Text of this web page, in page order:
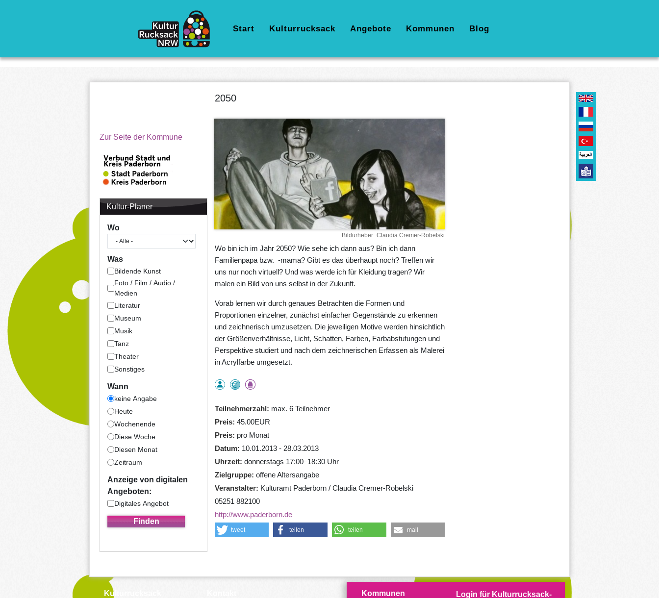
Hauptnavigation
Start Kulturrucksack Angebote Kommunen Blog
Zur Seite der Kommune
Kultur-Planer
Wo
Was
Bildende Kunst
Foto / Film / Audio /
Medien
Literatur
Museum
Musik
Tanz
Theater
Sonstiges
Wann
keine Angabe
Heute
Wochenende
Diese Woche
Diesen Monat
Zeitraum
Anzeige von digitalen
Angeboten:
Digitales Angebot
2050
Bildurheber Claudia Cremer-Robelski
Wo bin ich im Jahr 2050? Wie sehe ich dann aus? Bin ich dann
Familienpapa bzw. -mama? Gibt es das überhaupt noch? Treffen wir
uns nur noch virtuell? Und was werde ich für Kleidung tragen? Wir
malen ein Bild von uns selbst in der Zukunft.
Vorab lernen wir durch genaues Betrachten die Formen und
Proportionen einzelner, zunächst einfacher Gegenstände zu erkennen
und zeichnerisch umzusetzen. Die jeweiligen Motive werden hinsichtlich
der Größenverhältnisse, Licht, Schatten, Farben, Farbabstufungen und
Perspektive studiert und nach dem zeichnerischen Erfassen als Malerei
in Acrylfarbe umgesetzt.
Teilnehmerzahl
max. 6 Teilnehmer
Preis 45.00EUR
Preis
pro Monat
Datum
10.01.2013 - 28.03.2013
Uhrzeit donnerstags 17:00–18:30 Uhr
Zielgruppe offene Altersangabe
Veranstalter
Kulturamt Paderborn / Claudia Cremer-Robelski
05251 882100
http://www.paderborn.de
tweet teilen teilen mail
Kulturrucksack Kommunen